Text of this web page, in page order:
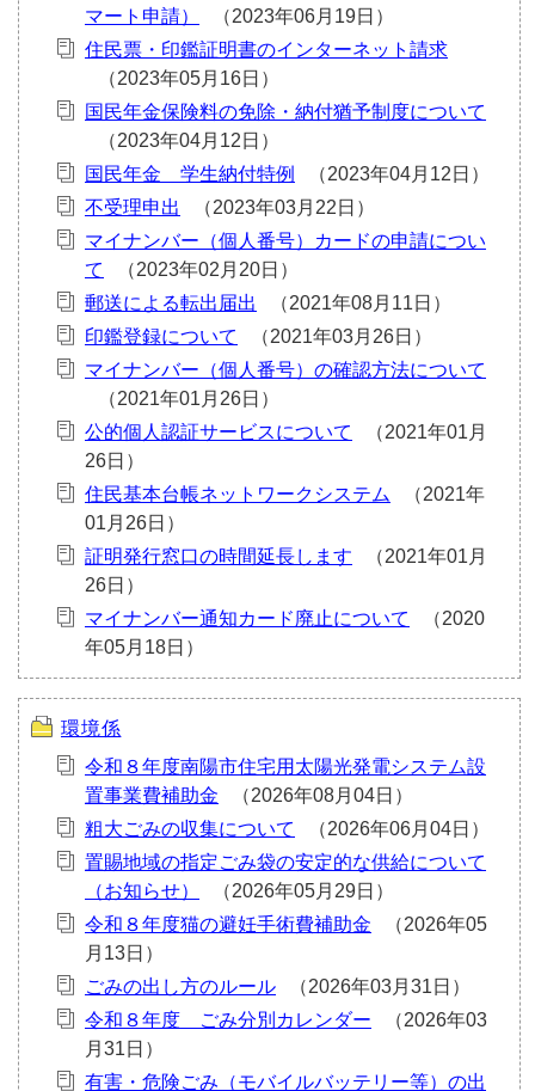
マート申請）
住民票・印鑑証明書のインターネット請求
国民年金保険料の免除・納付猶予制度について
国民年金 学生納付特例
不受理申出
マイナンバー（個人番号）カードの申請につい
て
郵送による転出届出
印鑑登録について
マイナンバー（個人番号）の確認方法について
公的個人認証サービスについて
住民基本台帳ネットワークシステム
証明発行窓口の時間延長します
マイナンバー通知カード廃止について
環境係
令和８年度南陽市住宅用太陽光発電システム設
置事業費補助金
粗大ごみの収集について
置賜地域の指定ごみ袋の安定的な供給について
（お知らせ）
令和８年度猫の避妊手術費補助金
ごみの出し方のルール
令和８年度 ごみ分別カレンダー
有害・危険ごみ（モバイルバッテリー等）の出